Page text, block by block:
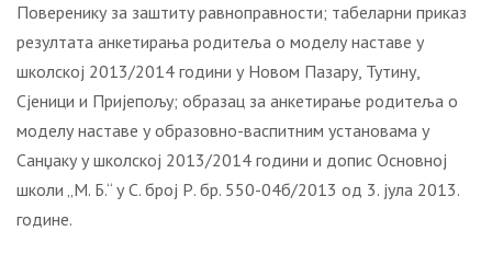
Поверенику за заштиту равноправности; табеларни приказ
резултата анкетирања родитеља о моделу наставе у
школској 2013/2014 години у Новом Пазару, Тутину,
Сјеници и Пријепољу; образац за анкетирање родитеља о
моделу наставе у образовно-васпитним установама у
Санџаку у школској 2013/2014 години и допис Основној
школи „М. Б.“ у С. број Р. бр. 550-04б/2013 од 3. јула 2013.
године.